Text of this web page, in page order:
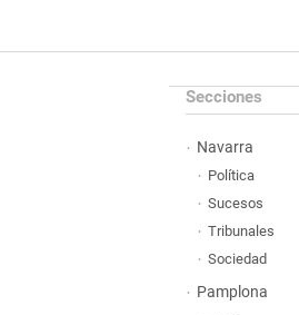
Secciones
Navarra
Política
Sucesos
Tribunales
Sociedad
Pamplona